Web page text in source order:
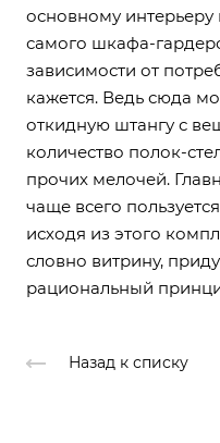
основному
самого шкафа-
зависимости от
кажется. Ведь сюда
откидную штангу с
количество полок-
прочих мелочей.
чаще всего
исходя из этого
словно витрину,
рациональный
Назад к списку